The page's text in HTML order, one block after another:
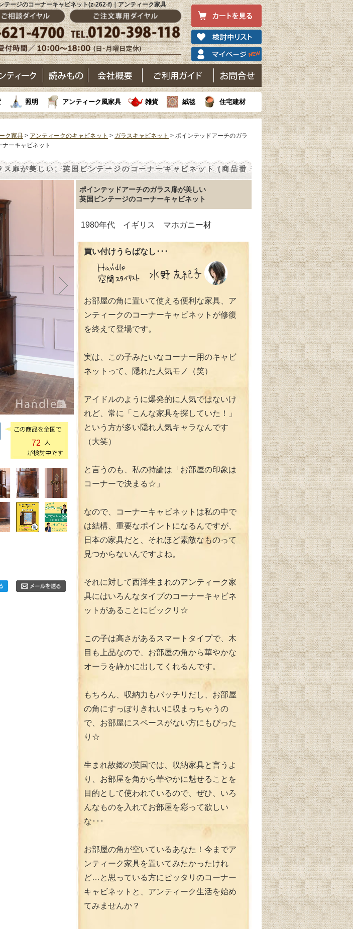
ージのコーナーキャビネット(z-262-f)｜アンティーク家具
照明 アンティーク風家具 雑貨 絨毯 住宅建材
ク家具 > アンティークのキャビネット > ガラスキャビネット > ポインテッドアーチのガラ
ーキャビネット
ス扉が美しい、英国ビンテージのコーナーキャビネット (商品番
72
ポインテッドアーチのガラス扉が美しい
英国ビンテージのコーナーキャビネット
1980年代 イギリス マホガニー材
買い付けうらばなし･･･
お部屋の角に置いて使える便利な家具、ア
ンティークのコーナーキャビネットが修復
を終えて登場です。
実は、この子みたいなコーナー用のキャビ
ネットって、隠れた人気モノ（笑）
アイドルのように爆発的に人気ではないけ
れど、常に「こんな家具を探していた！」
という方が多い隠れ人気キャラなんです
（大笑）
と言うのも、私の持論は「お部屋の印象は
コーナーで決まる☆」
なので、コーナーキャビネットは私の中で
は結構、重要なポイントになるんですが、
日本の家具だと、それほど素敵なものって
見つからないんですよね。
それに対して西洋生まれのアンティーク家
具にはいろんなタイプのコーナーキャビネ
ットがあることにビックリ☆
この子は高さがあるスマートタイプで、木
目も上品なので、お部屋の角から華やかな
オーラを静かに出してくれるんです。
もちろん、収納力もバッチリだし、お部屋
の角にすっぽりきれいに収まっちゃうの
で、お部屋にスペースがない方にもぴった
り☆
生まれ故郷の英国では、収納家具と言うよ
り、お部屋を角から華やかに魅せることを
目的として使われているので、ぜひ、いろ
んなものを入れてお部屋を彩って欲しい
な･･･
お部屋の角が空いているあなた！今までア
ンティーク家具を置いてみたかったけれ
ど…と思っている方にピッタリのコーナー
キャビネットと、アンティーク生活を始め
てみませんか？